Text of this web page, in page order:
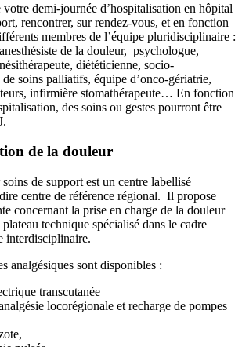
demi-journée d’hospitalisation en hôpital
rencontrer, sur rendez-vous, et en fonction
membres de l’équipe pluridisciplinaire :
de la douleur, psychologue,
diététicienne, socio-
soins palliatifs, équipe d’onco-gériatrie,
infirmière stomathérapeute… En fonction
des soins ou gestes pourront être
de la douleur
de support est un centre labellisé
centre de référence régional. Il propose
concernant la prise en charge de la douleur
technique spécialisé dans le cadre
interdisciplinaire.
analgésiques sont disponibles :
transcutanée
locorégionale et recharge de pompes